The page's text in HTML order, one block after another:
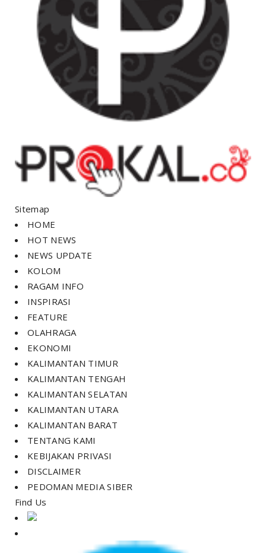
Sitemap
HOME
HOT NEWS
NEWS UPDATE
KOLOM
RAGAM INFO
INSPIRASI
FEATURE
OLAHRAGA
EKONOMI
KALIMANTAN TIMUR
KALIMANTAN TENGAH
KALIMANTAN SELATAN
KALIMANTAN UTARA
KALIMANTAN BARAT
TENTANG KAMI
KEBIJAKAN PRIVASI
DISCLAIMER
PEDOMAN MEDIA SIBER
Find Us